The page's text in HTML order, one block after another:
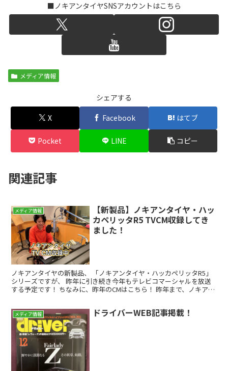
■ノキアンタイヤSNSアカウントはこちら
メディア情報
シェアする
X
Facebook はてブ
Pocket LINE コピー
関連記事
メディア情報
【新製品】ノキアンタイヤ・ハッ
カペリッタR5 TVCM収録してき
ました！
ノキアンタイヤの新製品、 「ノキアンタイヤ・ハッカペリッタR5」
シリーズですが、 昨年に引き続き今年もテレビコマーシャルを放送
する予定です！ ちなみに、昨年のCMはこちら！ 昨年まで、ノキアン
メディア情報 ドライバーWEB記事掲載！